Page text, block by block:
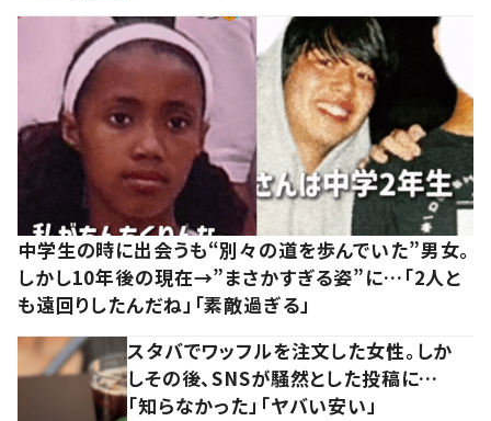
中学生の時に出会うも“別々の道を歩んでいた”男女。
しかし10年後の現在→”まさかすぎる姿”に…「2人と
も遠回りしたんだね」「素敵過ぎる」
スタバでワッフルを注文した女性。しか
しその後、SNSが騒然とした投稿に…
「知らなかった」「ヤバい安い」